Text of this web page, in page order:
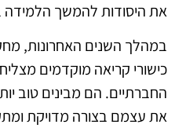
את היסודות להמשך הלמידה
במהלך השנים האחרונות,
כישורי קריאה מוקדמים
החברתיים. הם מבינים טוב
את עצמם בצורה מדויקת